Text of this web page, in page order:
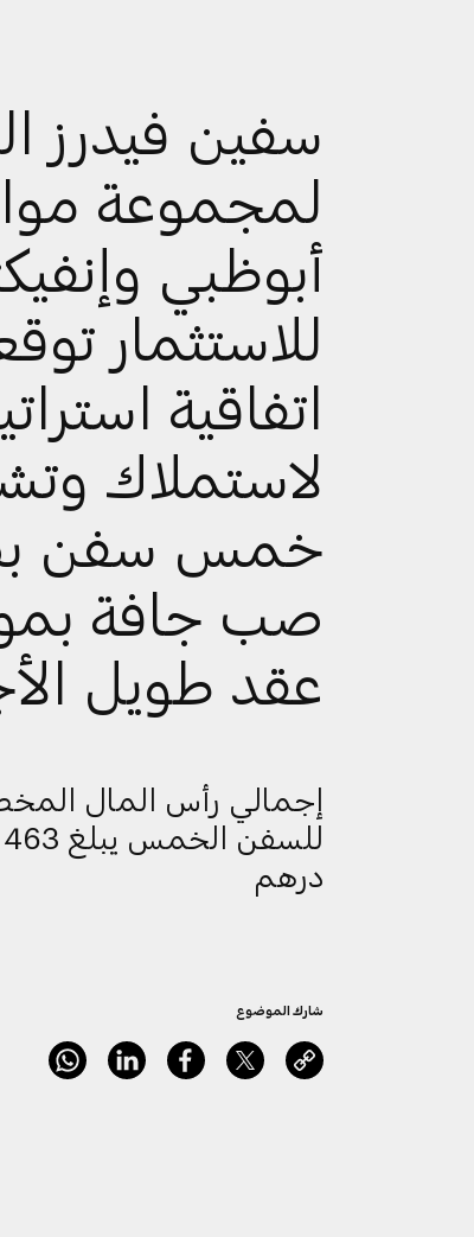
سفين فيدرز
لمجموعة
أبوظبي
للاستثمار
اتفاقية
لاستملاك
خمس سفن
صب جافة
عقد طويل
إجمالي رأس المال
درهم
شارك الموضوع